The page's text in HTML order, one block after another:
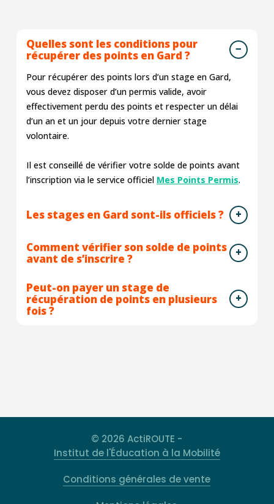
Quelles sont les conditions pour
récupérer des points en Gard ?
Pour récupérer des points lors d’un stage en Gard,
vous devez disposer d’un permis valide, avoir
effectivement perdu des points et respecter un délai
d’un an et un jour depuis votre dernier stage
volontaire.
Il est conseillé de vérifier votre solde de points avant
l’inscription via le service officiel Mes Points Permis.
Les stages en Gard sont-ils officiels ?
Comment vérifier son solde de points
avant de s’inscrire ?
Peut-on payer un stage de
récupération de points en plusieurs
fois ?
© 2026 ActiROUTE -
Institut de l'Éducation à la Mobilité
Conditions générales de vente